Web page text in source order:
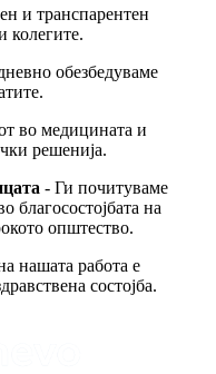
и транспарентен
колегите.
обезбедуваме
во медицината и
решенија.
- Ги почитуваме
благосостојбата на
општество.
нашата работа е
состојба.